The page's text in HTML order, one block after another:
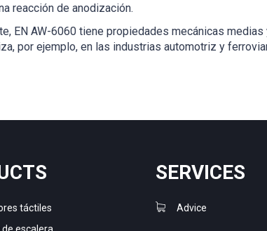
reacción de anodización.
EN AW-6060 tiene propiedades mecánicas
por ejemplo, en las industrias automotriz y
táctiles
SERVICES
Advice